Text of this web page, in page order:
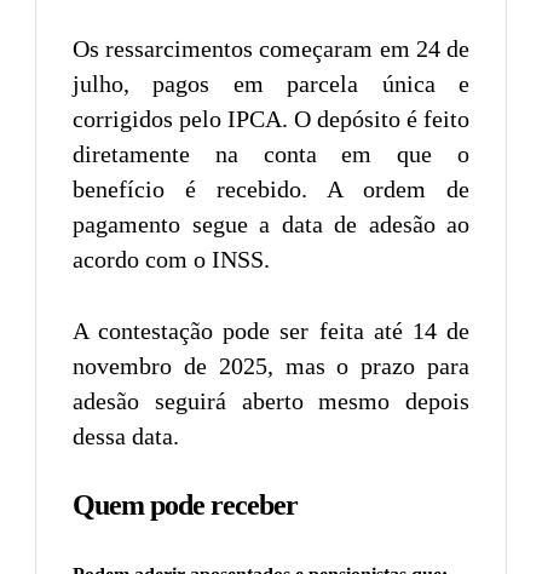
Os ressarcimentos começaram em 24 de
julho, pagos em parcela única e
corrigidos pelo IPCA. O depósito é feito
diretamente na conta em que o
benefício é recebido. A ordem de
pagamento segue a data de adesão ao
acordo com o INSS.
A contestação pode ser feita até 14 de
novembro de 2025, mas o prazo para
adesão seguirá aberto mesmo depois
dessa data.
Quem pode receber